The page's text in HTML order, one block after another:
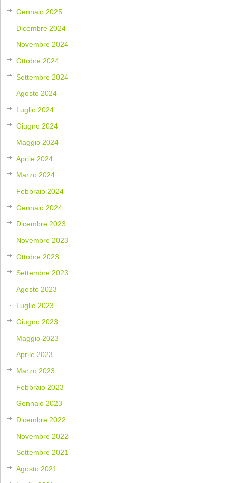
Gennaio 2025
Dicembre 2024
Novembre 2024
Ottobre 2024
Settembre 2024
Agosto 2024
Luglio 2024
Giugno 2024
Maggio 2024
Aprile 2024
Marzo 2024
Febbraio 2024
Gennaio 2024
Dicembre 2023
Novembre 2023
Ottobre 2023
Settembre 2023
Agosto 2023
Luglio 2023
Giugno 2023
Maggio 2023
Aprile 2023
Marzo 2023
Febbraio 2023
Gennaio 2023
Dicembre 2022
Novembre 2022
Settembre 2021
Agosto 2021